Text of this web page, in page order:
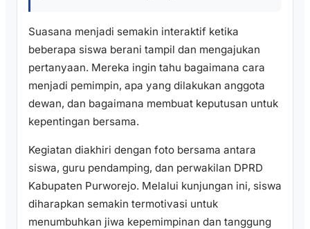
Suasana menjadi semakin interaktif ketika
beberapa siswa berani tampil dan mengajukan
pertanyaan. Mereka ingin tahu bagaimana cara
menjadi pemimpin, apa yang dilakukan anggota
dewan, dan bagaimana membuat keputusan untuk
kepentingan bersama.
Kegiatan diakhiri dengan foto bersama antara
siswa, guru pendamping, dan perwakilan DPRD
Kabupaten Purworejo. Melalui kunjungan ini, siswa
diharapkan semakin termotivasi untuk
menumbuhkan jiwa kepemimpinan dan tanggung